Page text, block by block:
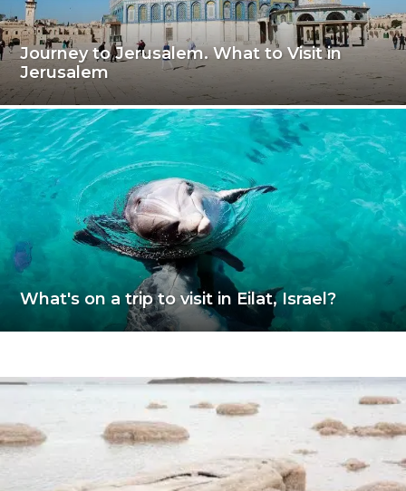
Journey to Jerusalem. What to Visit in
Jerusalem
What's on a trip to visit in Eilat, Israel?